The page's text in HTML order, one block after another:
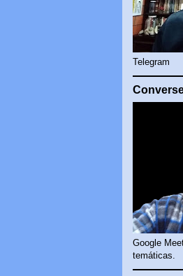
Telegram
Google
temáticas.